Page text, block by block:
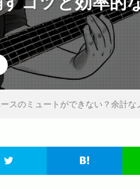
スのミュートができない？余計